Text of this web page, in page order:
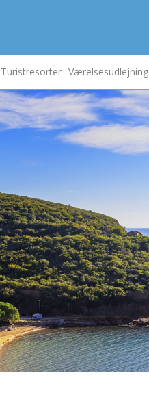
Turistresorter Værelsesudlejning